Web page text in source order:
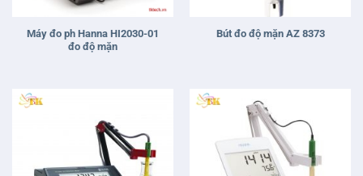
Máy đo ph Hanna HI2030-01
đo độ mặn
Bút đo độ mặn AZ 8373